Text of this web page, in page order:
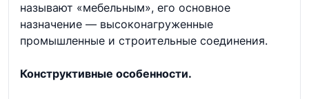
называют «мебельным», его основное
назначение — высоконагруженные
промышленные и строительные соединения.
Конструктивные особенности.